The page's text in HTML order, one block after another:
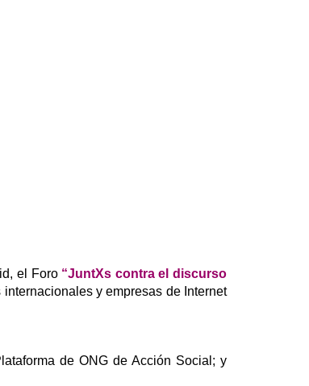
el Foro “JuntXs contra el discurso
y empresas de Internet
de ONG de Acción Social; y